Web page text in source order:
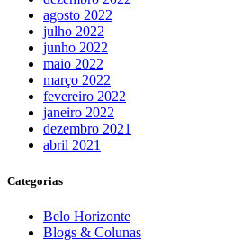
agosto 2022
julho 2022
junho 2022
maio 2022
março 2022
fevereiro 2022
janeiro 2022
dezembro 2021
abril 2021
Categorias
Belo Horizonte
Blogs & Colunas